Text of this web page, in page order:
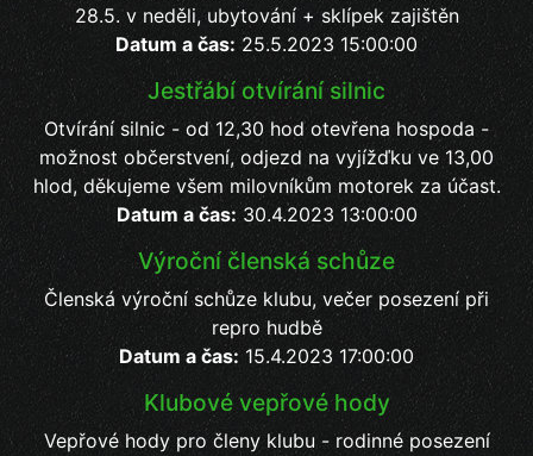
28.5. v neděli, ubytování + sklípek zajištěn
Datum a čas: 25.5.2023 15:00:00
Jestřábí otvírání silnic
Otvírání silnic - od 12,30 hod otevřena hospoda -
možnost občerstvení, odjezd na vyjížďku ve 13,00
hlod, děkujeme všem milovníkům motorek za účast.
Datum a čas: 30.4.2023 13:00:00
Výroční členská schůze
Členská výroční schůze klubu, večer posezení při
repro hudbě
Datum a čas: 15.4.2023 17:00:00
Klubové vepřové hody
Vepřové hody pro členy klubu - rodinné posezení